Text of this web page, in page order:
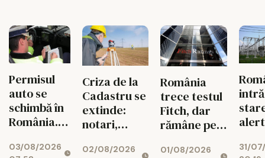
energie în
orele de
vârf
tuberculozei
și a
drogurilor
Permisul
auto se
schimbă în
România.
noi îi
03/08/2026
Criza de la
Cadastru se
extinde:
notari,
și bănci,
02/08/2026
România
trece testul
Fitch, dar
rămâne pe
prăpastiei
01/08/2026
31/